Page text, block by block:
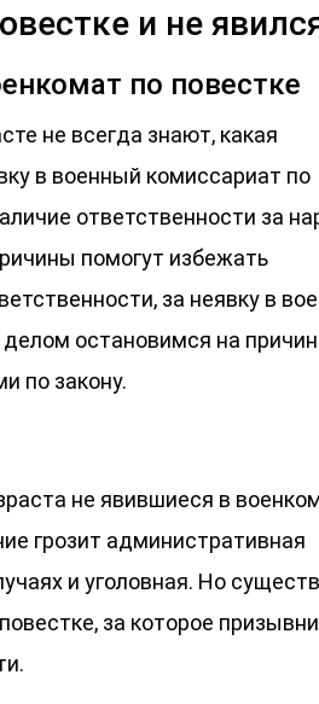
и не
по повестке
не всегда знают, какая
в военный комиссариат по
ответственности за
помогут избежать
за неявку в
остановимся на
по закону.
не явившиеся в
грозит административная
и уголовная. Но
за которое